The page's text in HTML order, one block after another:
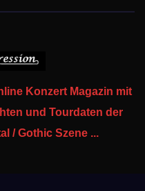
Konzert Magazin mit
und Tourdaten der
/ Gothic Szene ...